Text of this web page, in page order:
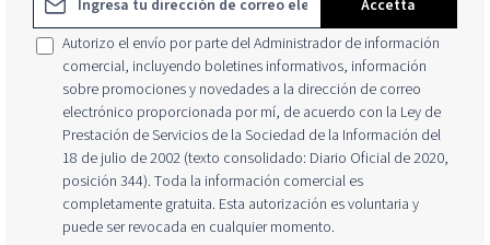
Accetta
Autorizo el envío por parte del Administrador de información
comercial, incluyendo boletines informativos, información
sobre promociones y novedades a la dirección de correo
electrónico proporcionada por mí, de acuerdo con la Ley de
Prestación de Servicios de la Sociedad de la Información del
18 de julio de 2002 (texto consolidado: Diario Oficial de 2020,
posición 344). Toda la información comercial es
completamente gratuita. Esta autorización es voluntaria y
puede ser revocada en cualquier momento.